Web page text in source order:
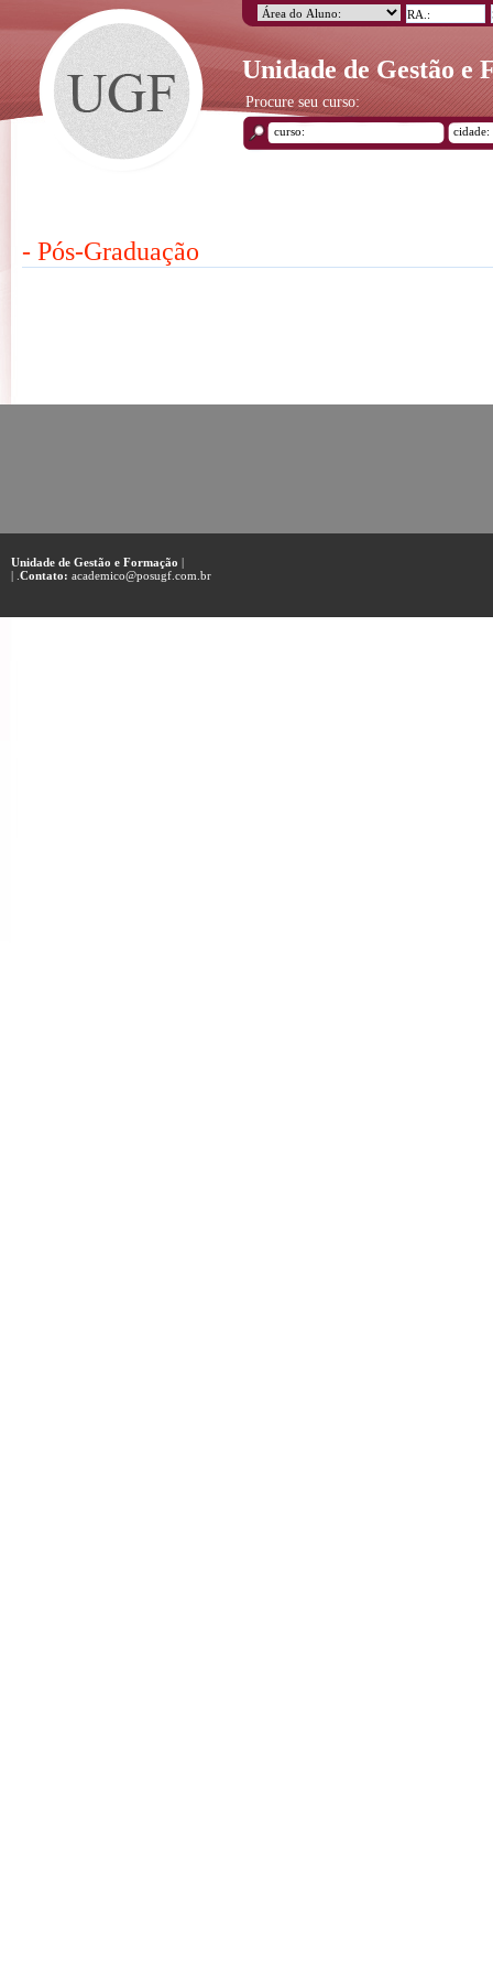
Unidade de Gestão e
Procure seu curso:
- Pós-Graduação
Unidade de Gestão e Formação |
| . Contato: academico@posugf.com.br